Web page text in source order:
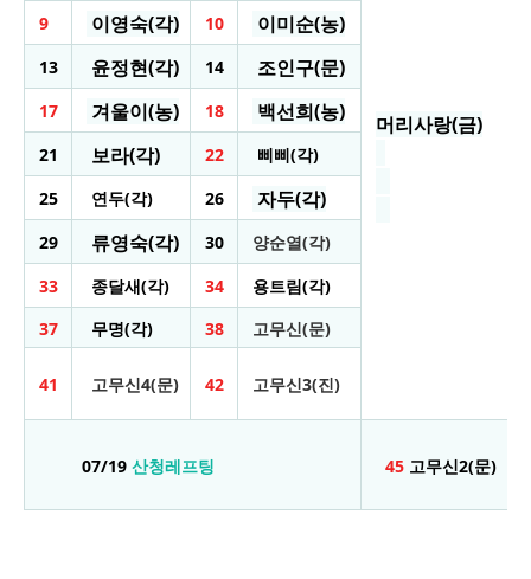
머리사랑(금)
9
이영숙(각) 10 이미순(농)
13 윤정현(각) 14 조인구(문)
17 겨울이(농) 18 백선희(농)
21 보라(각) 22
삐삐(각)
25
연두(각) 26 자두(각)
29 류영숙(각) 30
양순열(각)
33
종달새(각) 34
용트림(각)
37
무명(각) 38 고무신(문)
41 고무신4(문) 42 고무신3(진)
07/19 산청레프팅 45 고무신2(문)